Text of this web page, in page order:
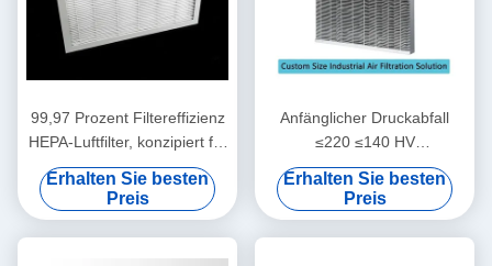
99,97 Prozent Filtereffizienz
HEPA-Luftfilter, konzipiert für
HEPA-Filterbox,
Betriebstemperatur 80 Grad
Celsius
Erhalten Sie besten
Preis
Anfänglicher Druckabfall
≤220 ≤140 HV
Partikelluftfilter 1220 610
150mm Maßgeschneiderte
Industrieluftfilterlösung
Erhalten Sie besten
Preis